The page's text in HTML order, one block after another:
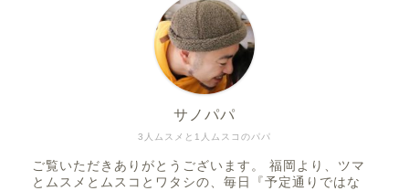
3人ムスメと1人ムスコのパパ
サノパパ
ご覧いただきありがとうございます。 福岡より、ツマ
とムスメとムスコとワタシの、毎日『予定通りではな